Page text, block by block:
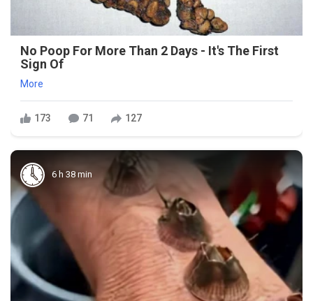
No Poop For More Than 2 Days - It's The First
Sign Of
More
173 71 127
6 h 38 min